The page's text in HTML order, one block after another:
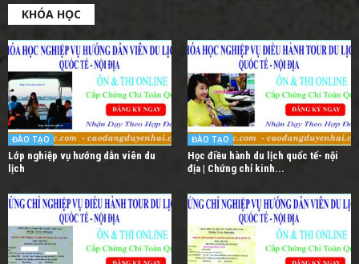
KHÓA HỌC
ĐÀO TẠO
Lớp nghiệp vụ hướng dẫn viên du
lịch
ĐÀO TẠO
Học điều hành du lịch quốc tế- nội
địa | Chứng chỉ kinh...